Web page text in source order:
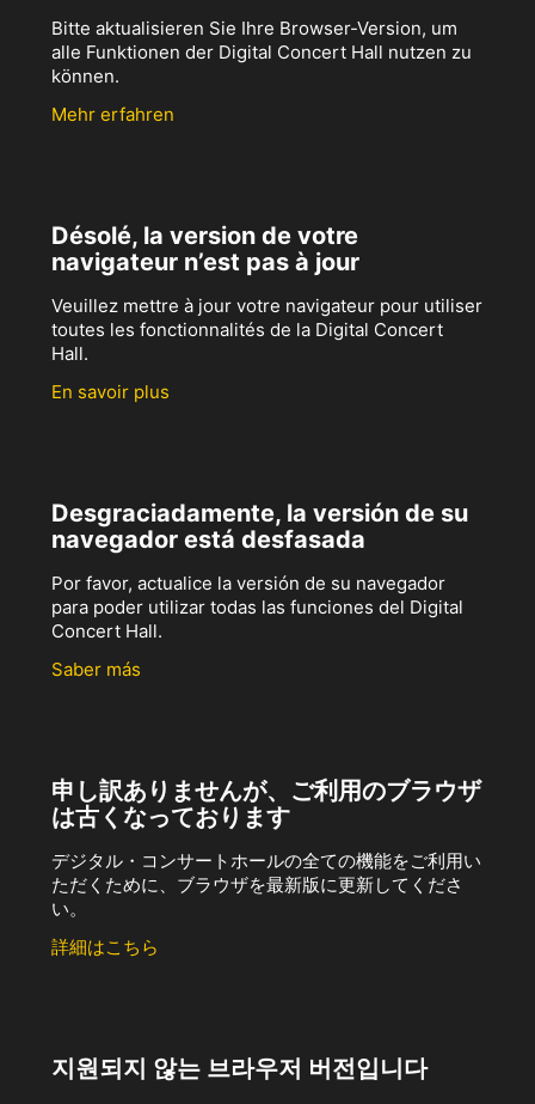
Bitte aktualisieren Sie Ihre Browser-Version, um
alle Funktionen der Digital Concert Hall nutzen zu
können.
Mehr erfahren
Désolé, la version de votre
navigateur n’est pas à jour
Veuillez mettre à jour votre navigateur pour utiliser
toutes les fonctionnalités de la Digital Concert
Hall.
En savoir plus
Desgraciadamente, la versión de su
navegador está desfasada
Por favor, actualice la versión de su navegador
para poder utilizar todas las funciones del Digital
Concert Hall.
Saber más
申し訳ありませんが、ご利用のブラウザ
は古くなっております
デジタル・コンサートホールの全ての機能をご利用い
ただくために、ブラウザを最新版に更新してくださ
い。
詳細はこちら
지원되지 않는 브라우저 버전입니다